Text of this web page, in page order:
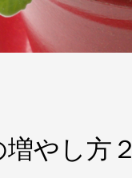
やし方２